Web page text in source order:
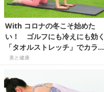
With コロナの冬こそ始めた
い！ ゴルフにも冷えにも効く
「タオルストレッチ」でカラダ
を変えよう【１】
美と健康